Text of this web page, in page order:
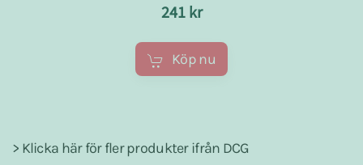
241 kr
Köp nu
> Klicka här för fler produkter ifrån DCG